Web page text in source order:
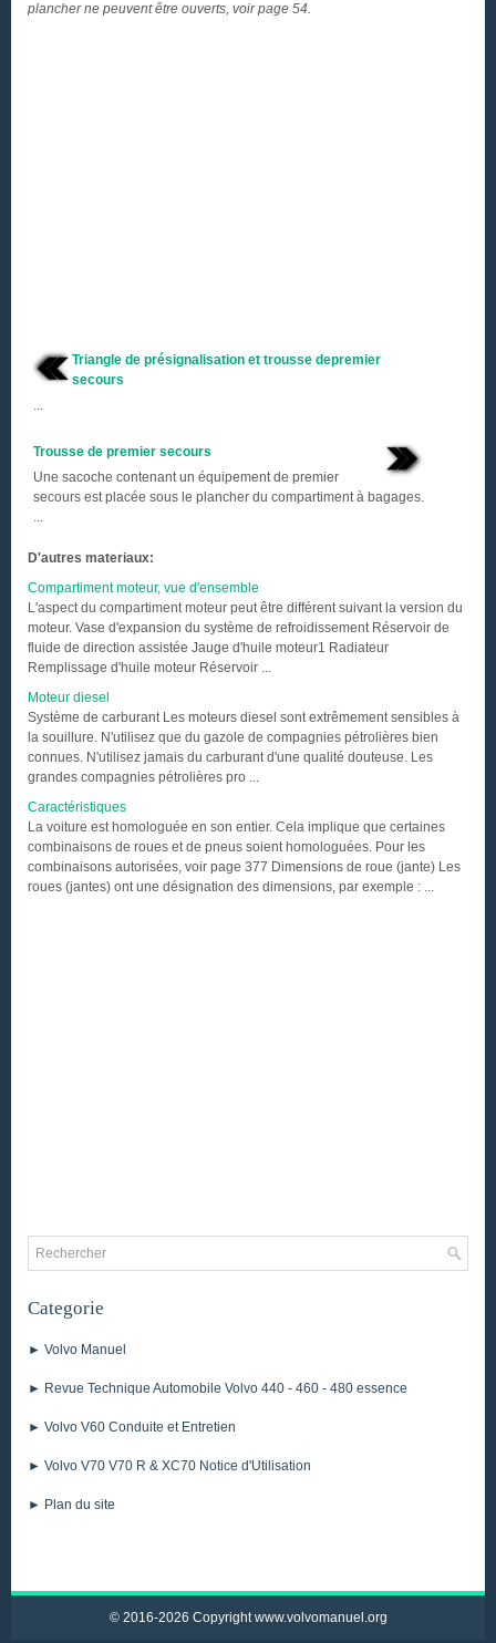
plancher ne peuvent être ouverts, voir page 54.
Triangle de présignalisation et trousse depremier
secours
...
Trousse de premier secours
Une sacoche contenant un équipement de premier
secours est placée sous le plancher du compartiment à bagages.
...
D'autres materiaux:
Compartiment moteur, vue d'ensemble
L'aspect du compartiment moteur peut être différent suivant la version du
moteur. Vase d'expansion du système de refroidissement Réservoir de
fluide de direction assistée Jauge d'huile moteur1 Radiateur
Remplissage d'huile moteur Réservoir ...
Moteur diesel
Système de carburant Les moteurs diesel sont extrêmement sensibles à
la souillure. N'utilisez que du gazole de compagnies pétrolières bien
connues. N'utilisez jamais du carburant d'une qualité douteuse. Les
grandes compagnies pétrolières pro ...
Caractéristiques
La voiture est homologuée en son entier. Cela implique que certaines
combinaisons de roues et de pneus soient homologuées. Pour les
combinaisons autorisées, voir page 377 Dimensions de roue (jante) Les
roues (jantes) ont une désignation des dimensions, par exemple : ...
Categorie
► Volvo Manuel
► Revue Technique Automobile Volvo 440 - 460 - 480 essence
► Volvo V60 Conduite et Entretien
► Volvo V70 V70 R & XC70 Notice d'Utilisation
► Plan du site
© 2016-2026 Copyright www.volvomanuel.org